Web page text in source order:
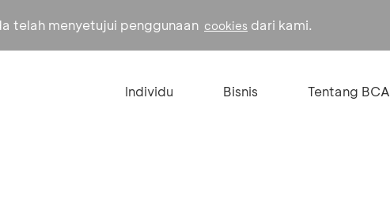
telah menyetujui penggunaan cookies dari kami.
Individu Bisnis Tentang BCA